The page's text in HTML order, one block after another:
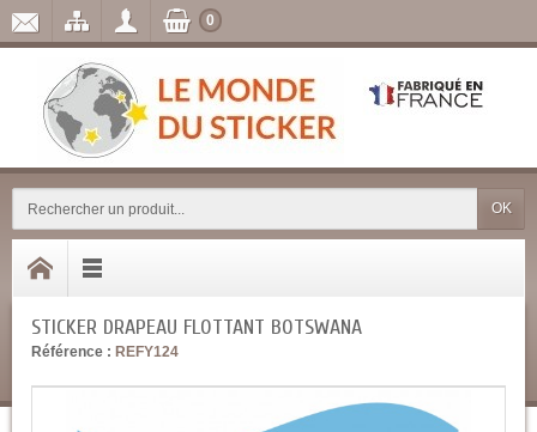
OK
0
STICKER DRAPEAU FLOTTANT BOTSWANA
Référence : REFY124